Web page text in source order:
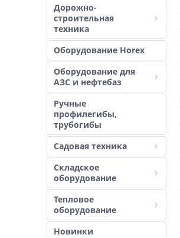
Дорожно-
строительная
техника
Оборудование Horex
Оборудование для
АЗС и нефтебаз
Ручные
профилегибы,
трубогибы
Садовая техника
Складское
оборудование
Тепловое
оборудование
Новинки